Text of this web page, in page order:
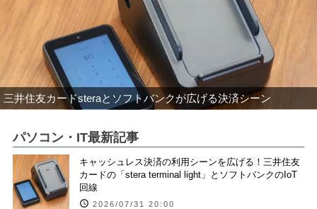
三井住友カードsteraとソフトバンクが広げる決済シーン
パソコン・IT最新記事
キャッシュレス決済の利用シーンを広げる！三井住友
カードの「stera terminal light」とソフトバンクのIoT
回線
2026/07/31 20:00